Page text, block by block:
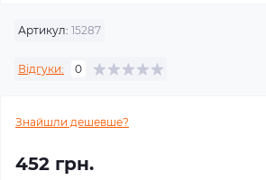
Артикул: 15287
Відгуки: 0
Знайшли дешевше?
452 грн.